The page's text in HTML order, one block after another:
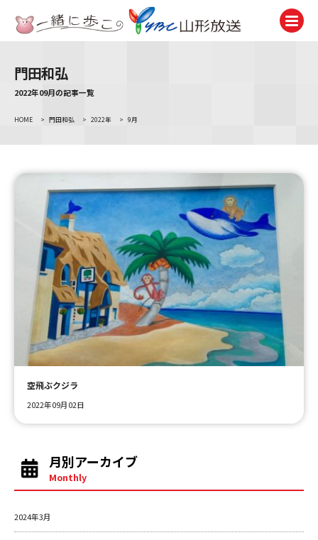
TV
ラジオ
アナウンサー
イベント
Event
試写会・プレゼント
Present
ＹＢＣオンデマンド
門田和弘
2022年09月の記事一覧
HOME > 門田和弘 > 2022年 > 9月
空飛ぶクジラ
2022年09月02日
月別アーカイブ
Monthly
2024年3月